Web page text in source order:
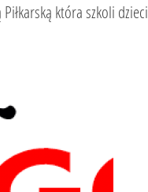
która szkoli dzieci